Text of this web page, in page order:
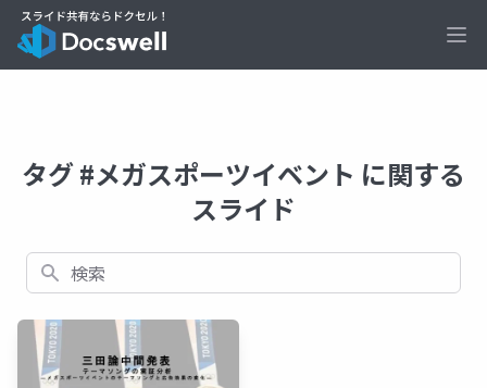
タグ #メガスポーツイベント に関する
スライド
検索